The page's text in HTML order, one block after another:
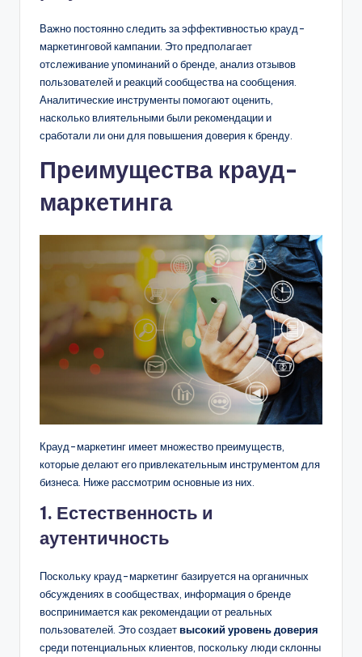
Важно постоянно следить за эффективностью крауд-
маркетинговой кампании. Это предполагает
отслеживание упоминаний о бренде, анализ отзывов
пользователей и реакций сообщества на сообщения.
Аналитические инструменты помогают оценить,
насколько влиятельными были рекомендации и
сработали ли они для повышения доверия к бренду.
Преимущества крауд-
маркетинга
Крауд-маркетинг имеет множество преимуществ,
которые делают его привлекательным инструментом для
бизнеса. Ниже рассмотрим основные из них.
1. Естественность и
аутентичность
Поскольку крауд-маркетинг базируется на органичных
обсуждениях в сообществах, информация о бренде
воспринимается как рекомендации от реальных
пользователей. Это создаетвысокий уровень доверия
среди потенциальных клиентов, поскольку люди склонны